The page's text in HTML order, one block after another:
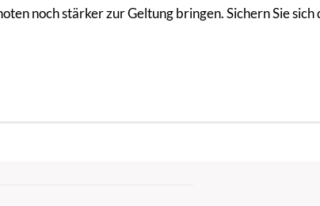
noch stärker zur Geltung bringen. Sichern Sie